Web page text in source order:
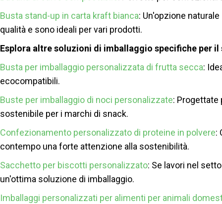
Busta stand-up in carta kraft bianca: Un'opzione
qualità e sono ideali per vari prodotti.
Esplora altre soluzioni di imballaggio specifiche per
Busta per imballaggio personalizzata di frutta secca:
ecocompatibili.
Buste per imballaggio di noci personalizzate:
sostenibile per i marchi di snack.
Confezionamento personalizzato di proteine ​​in polvere:
contempo una forte attenzione alla sostenibilità.
Sacchetto per biscotti personalizzato: Se lavori nel
un'ottima soluzione di imballaggio.
Imballaggi personalizzati per alimenti per animali